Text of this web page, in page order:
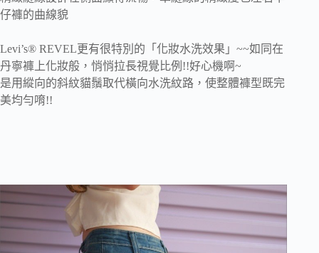
仔褲的曲線貌
Levi’s® REVEL更有很特別的「化妝水洗效果」~~如同在
丹寧褲上化妝般，悄悄拉長視覺比例!!好心機啊~
是用縱向的斜紋貓鬚取代橫向水洗紋路，使整體褲型既完
美均勻唷!!